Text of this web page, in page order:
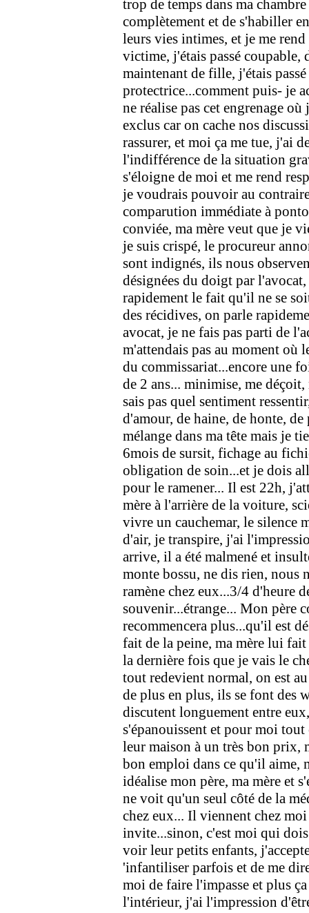
trop de temps dans ma
complètement et de s'habiller
leurs vies intimes, et je me
victime, j'étais passé coupable,
maintenant de fille, j'étais
protectrice...comment puis- je
ne réalise pas cet engrenage
exclus car on cache nos
rassurer, et moi ça me tue, j'ai
l'indifférence de la situation
s'éloigne de moi et me rend
je voudrais pouvoir au
comparution immédiate à
conviée, ma mère veut que je
je suis crispé, le procureur
sont indignés, ils nous
désignées du doigt par
rapidement le fait qu'il ne se
des récidives, on parle
avocat, je ne fais pas parti de
m'attendais pas au moment où
du commissariat...encore une
de 2 ans... minimise, me
sais pas quel sentiment
d'amour, de haine, de honte,
mélange dans ma tête mais je
6mois de sursit, fichage au
obligation de soin...et je dois
pour le ramener... Il est 22h,
mère à l'arrière de la voiture,
vivre un cauchemar, le silence
d'air, je transpire, j'ai
arrive, il a été malmené et
monte bossu, ne dis rien, nous
ramène chez eux...3/4 d'heure
souvenir...étrange... Mon père
recommencera plus...qu'il est
fait de la peine, ma mère lui
la dernière fois que je vais le
tout redevient normal, on est
de plus en plus, ils se font des
discutent longuement entre
s'épanouissent et pour moi
leur maison à un très bon prix,
bon emploi dans ce qu'il aime,
idéalise mon père, ma mère et
ne voit qu'un seul côté de la
chez eux... Il viennent chez
invite...sinon, c'est moi qui
voir leur petits enfants,
'infantiliser parfois et de me
moi de faire l'impasse et plus
l'intérieur, j'ai l'impression